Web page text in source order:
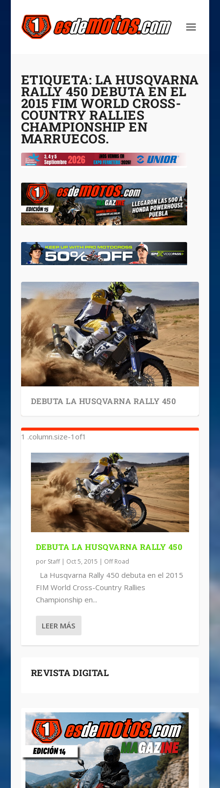
ETIQUETA: LA HUSQVARNA
RALLY 450 DEBUTA EN EL
2015 FIM WORLD CROSS-
COUNTRY RALLIES
CHAMPIONSHIP EN
MARRUECOS.
DEBUTA LA HUSQVARNA RALLY 450
DEBUTA LA HUSQVARNA RALLY 450
por Staff| Oct 5, 2015 | Off Road
La Husqvarna Rally 450 debuta en el 2015
FIM World Cross-Country Rallies
Championship en...
LEER MÁS
REVISTA DIGITAL